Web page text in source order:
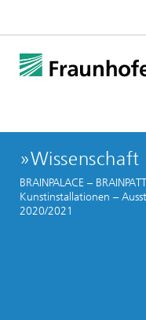
BRAINPALACE –
Kunstinstallationen –
2020/2021